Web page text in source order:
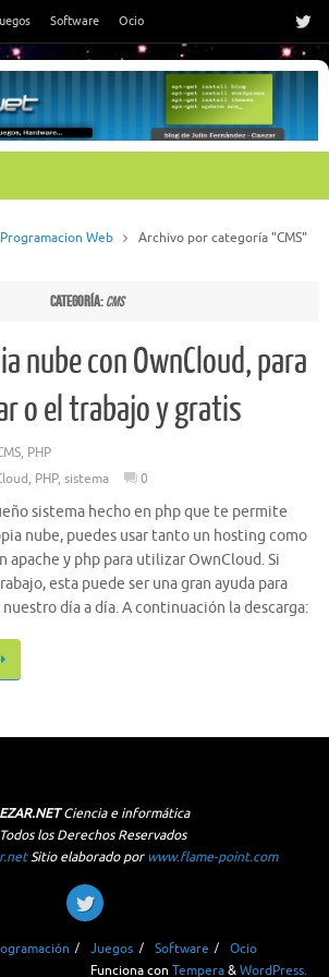
Software Ocio
Programacion Web Archivo por categoría "CMS"
Categoría: CMS
nube con OwnCloud, para
o el trabajo y gratis
, PHP
, PHP, sistema 0
sistema hecho en php que te permite
nube, puedes usar tanto un hosting como
apache y php para utilizar OwnCloud. Si
esta puede ser una gran ayuda para
día a día. A continuación la descarga:
Ciencia e informática
los Derechos Reservados
Sitio elaborado porwww.flame-point.com
Juegos Software
Ocio
Funciona con Tempera&WordPress.